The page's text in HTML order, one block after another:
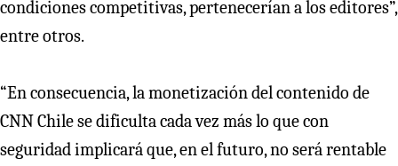
condiciones competitivas, pertenecerían a los editores”,
entre otros.
“En consecuencia, la monetización del contenido de
CNN Chile se dificulta cada vez más lo que con
seguridad implicará que, en el futuro, no será rentable